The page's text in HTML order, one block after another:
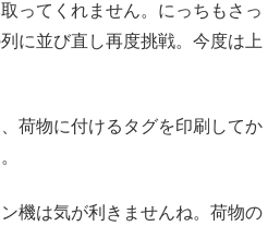
ってくれません。にっちもさっ
に並び直し再度挑戦。今度は上
荷物に付けるタグを印刷してか
機は気が利きませんね。荷物の